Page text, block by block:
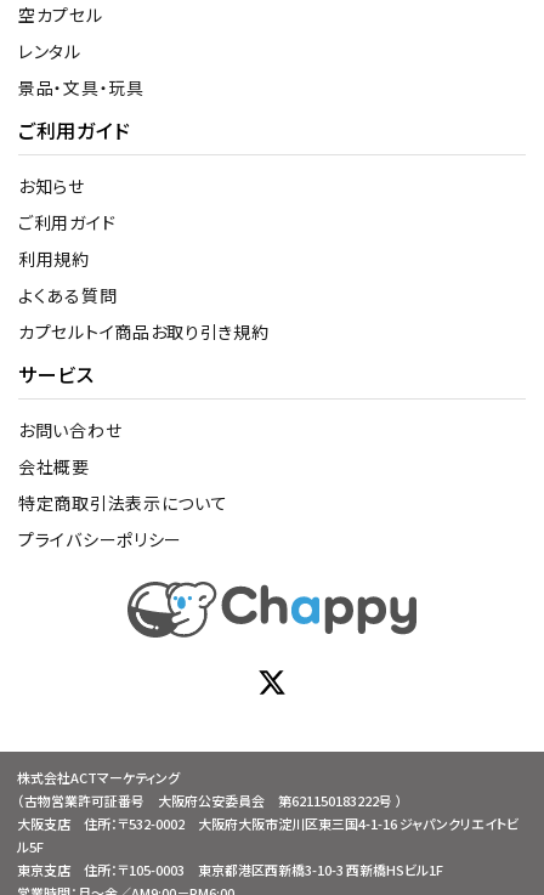
空カプセル
レンタル
景品・文具・玩具
ご利用ガイド
お知らせ
ご利用ガイド
利用規約
よくある質問
カプセルトイ商品お取り引き規約
サービス
お問い合わせ
会社概要
特定商取引法表示について
プライバシーポリシー
株式会社ACTマーケティング
（古物営業許可証番号 大阪府公安委員会 第621150183222号 ）
大阪支店 住所：〒532-0002 大阪府大阪市淀川区東三国4-1-16 ジャパンクリエイトビ
ル5F
東京支店 住所：〒105-0003 東京都港区西新橋3-10-3 西新橋HSビル1F